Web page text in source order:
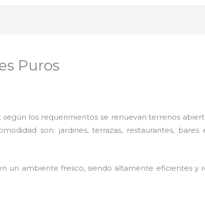
Puros
los requerimientos se renuevan terrenos
son: jardines, terrazas, restaurantes,
un ambiente fresco, siendo altamente eficientes y